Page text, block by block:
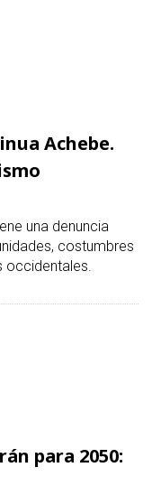
Achebe.
una denuncia
costumbres
occidentales.
para 2050: